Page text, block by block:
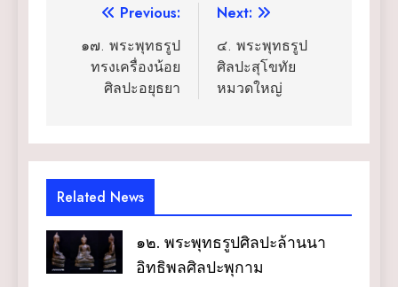
แนะแนว
เรื่อง
Previous:
๑๗. พระพุทธรูป
ทรงเครื่องน้อย
ศิลปะอยุธยา
Next:
๔. พระพุทธรูป
ศิลปะสุโขทัย
หมวดใหญ่
Related News
๑๒. พระพุทธรูปศิลปะล้านนา
อิทธิพลศิลปะพุกาม